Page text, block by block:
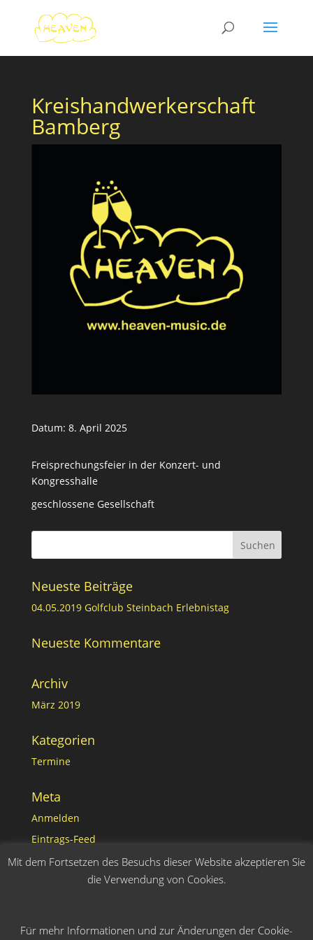
Kreishandwerkerschaft
Bamberg
Datum: 8. April 2025
Freisprechungsfeier in der Konzert- und
Kongresshalle
geschlossene Gesellschaft
Neueste Beiträge
04.05.2019 Golfclub Steinbach Erlebnistag
Neueste Kommentare
Archiv
März 2019
Kategorien
Termine
Meta
Anmelden
Eintrags-Feed
Kommentar-Feed
WordPress.org
Mit dem Fortsetzen des Besuchs dieser Website akzeptieren Sie
die Verwendung von Cookies.
Für mehr Informationen und zur Änderungen der Cookie-